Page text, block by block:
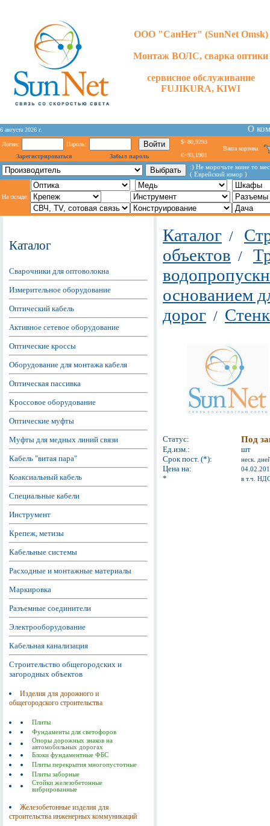
ООО "СанНет" (SunNet Omsk)
Монтаж ВОЛС, сварка оптики
сервисное обслуживание
FUJIKURA, KIWI
6 августа 2026 г. О
Логин:
Пароль:
Зарегистрироваться
Забыл пароль
$=80,9293
€=93,1901
Ваша корзина
:) Не морочьте мине то
( Еврейский юмор )
На складе:
Каталог
Сварочники для оптоволокна
Измерительное оборудование
Оптический кабель
Активное сетевое оборудование
Оптические кроссы
Оборудование для монтажа кабеля
Оптическая пассивка
Кроссовое оборудование
Оптические муфты
Муфты для медных линий связи
Кабель "витая пара"
Коаксиальный кабель
Специальные кабели
Инструмент
Крепеж, метизы
Кабельные системы
Расходные и монтажные материалы
Маркировка
Разъемные соединители
Электрооборудование
Кабельная канализация
Строительство общегородских и
загородных объектов
Изделия для дорожного и
общегородского строительства
Плиты
Фундаменты для светофоров
Опоры дорожных знаков на
автомобильных дорогах
Блоки фундаментные ФБС
Плиты перекрытия многопустотные
Плиты заборные
Стойки железобетонные
вибрированные
Железобетонные изделия для
строительства инженерных коммуникаций
Каталог /
объектов /
основанием
дорог /
Статус: Под
Ед.изм.:
шт
Срок пост. (*):
неск.
Цена на:
* в т.ч.